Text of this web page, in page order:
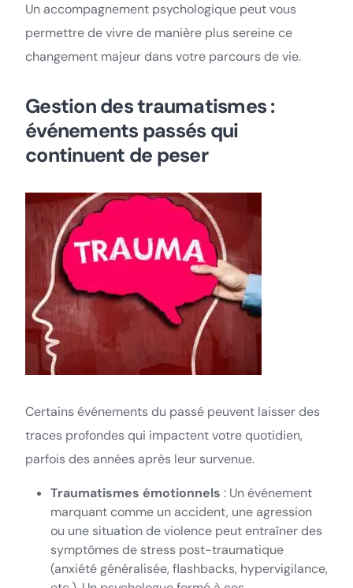
Un accompagnement psychologique peut vous
permettre de vivre de manière plus sereine ce
changement majeur dans votre parcours de vie.
Gestion des traumatismes :
événements passés qui
continuent de peser
Certains événements du passé peuvent laisser des
traces profondes qui impactent votre quotidien,
parfois des années après leur survenue.
Traumatismes émotionnels : Un événement
marquant comme un accident, une agression
ou une situation de violence peut entraîner des
symptômes de stress post-traumatique
(anxiété généralisée, flashbacks, hypervigilance,